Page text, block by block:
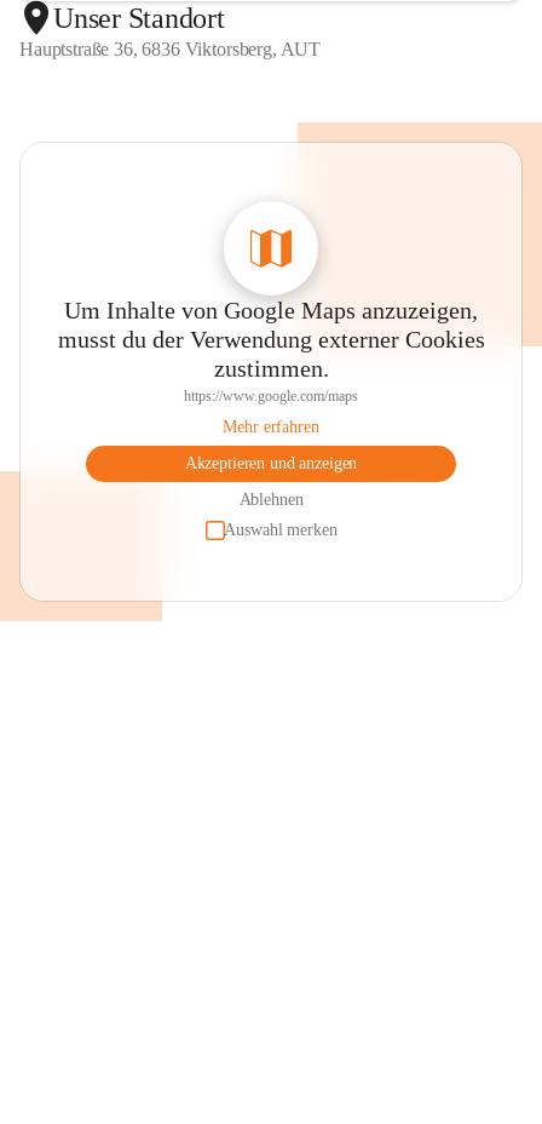
Unser Standort
Hauptstraße 36, 6836 Viktorsberg, AUT
Um Inhalte von Google Maps anzuzeigen,
musst du der Verwendung externer Cookies
zustimmen.
https://www.google.com/maps
Mehr erfahren
Akzeptieren und anzeigen
Ablehnen
Auswahl merken